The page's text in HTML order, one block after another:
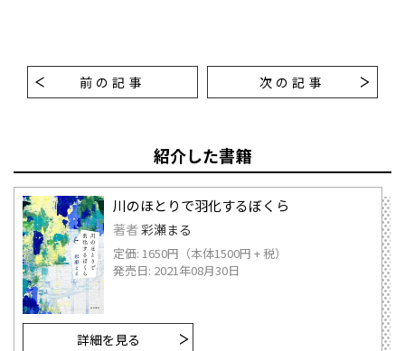
前の記事 次の記事
紹介した書籍
川のほとりで羽化するぼくら
著者 彩瀬まる
定価: 1650円（本体1500円 + 税）
発売日: 2021年08月30日
詳細を見る